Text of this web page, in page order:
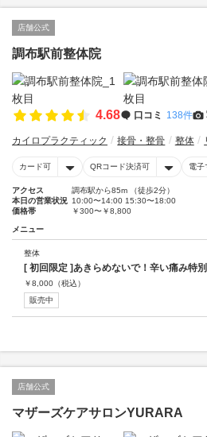
店舗公式
調布駅前整体院
4.68 口コミ 138件
カイロプラクティック 接骨・整骨 整体
カード可 QRコード決済可 電子
アクセス
調布駅から85m （徒歩2分）
本日の営業状況 10:00〜14:00 15:30〜18:00
価格帯
￥300〜￥8,800
メニュー
整体
[ 初回限定 ]あきらめないで！辛い痛み特
￥8,000 （税込）
販売中
店舗公式
マザーズケアサロンYURARA